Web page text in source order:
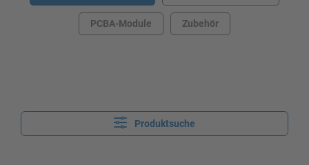
PCBA-Module Zubehör
Produktsuche